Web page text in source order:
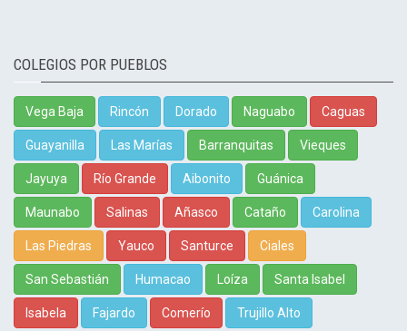
COLEGIOS POR PUEBLOS
Vega Baja Rincón Dorado Naguabo Caguas
Guayanilla Las Marías Barranquitas Vieques
Jayuya Río Grande Aibonito Guánica
Maunabo Salinas Añasco Cataño Carolina
Las Piedras Yauco Santurce Ciales
San Sebastián Humacao Loíza Santa Isabel
Isabela Fajardo Comerío Trujillo Alto